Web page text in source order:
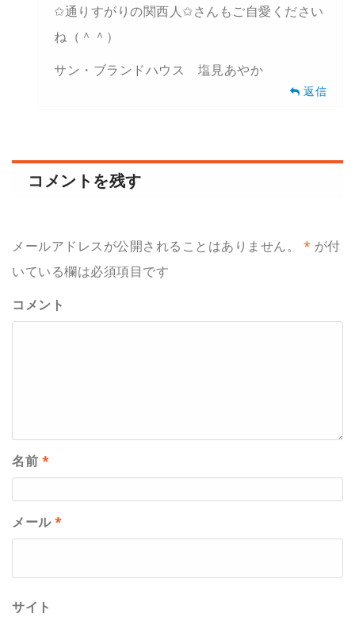
✩通りすがりの関西人✩さんもご自愛ください
ね（＾＾）
サン・ブランドハウス 塩見あやか
返信
コメントを残す
メールアドレスが公開されることはありません。 * が付
いている欄は必須項目です
コメント
名前 *
メール*
サイト